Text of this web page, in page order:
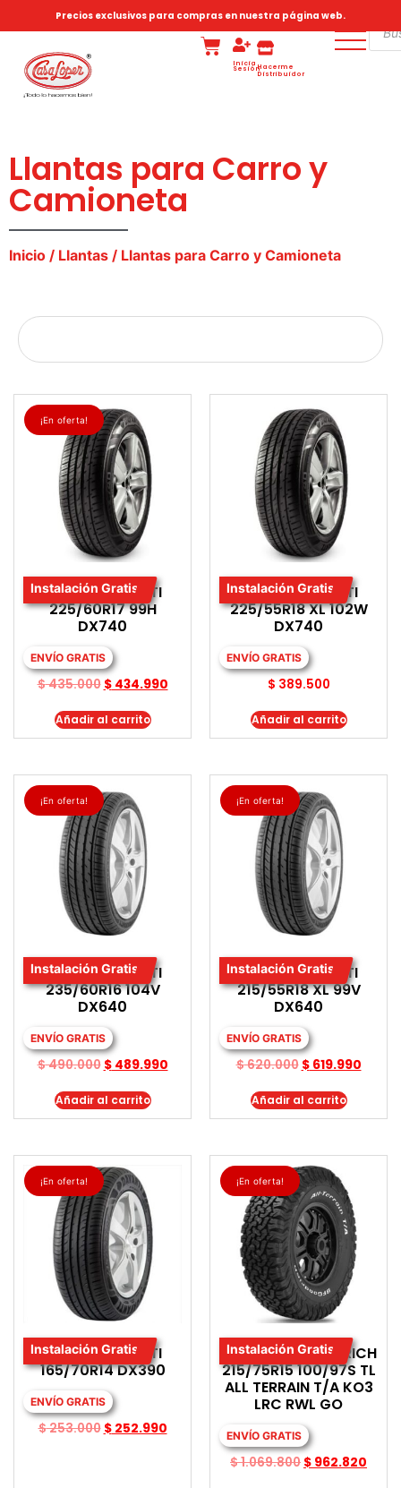
Precios exclusivos para compras en nuestra página web.
Inicia
SesiónHacerme
Distribuidor
Llantas para Carro y
Camioneta
Inicio / Llantas / Llantas para Carro y Camioneta
¡En oferta!
Instalación Gratis
LLANTA DAVANTI
225/60R17 99H
DX740
ENVÍO GRATIS
$435.000 $434.990
Añadir al carrito
Instalación Gratis
LLANTA DAVANTI
225/55R18 XL 102W
DX740
ENVÍO GRATIS
$ 389.500
Añadir al carrito
¡En oferta!
Instalación Gratis
LLANTA DAVANTI
235/60R16 104V
DX640
ENVÍO GRATIS
$490.000 $489.990
Añadir al carrito
¡En oferta!
Instalación Gratis
LLANTA DAVANTI
215/55R18 XL 99V
DX640
ENVÍO GRATIS
$620.000 $619.990
Añadir al carrito
¡En oferta!
Instalación Gratis
LLANTA DAVANTI
165/70R14 DX390
ENVÍO GRATIS
$253.000 $252.990
¡En oferta!
Instalación Gratis
LLANTA BF GOODRICH
215/75R15 100/97S TL
ALL TERRAIN T/A KO3
LRC RWL GO
ENVÍO GRATIS
$1.069.800 $ 962.820